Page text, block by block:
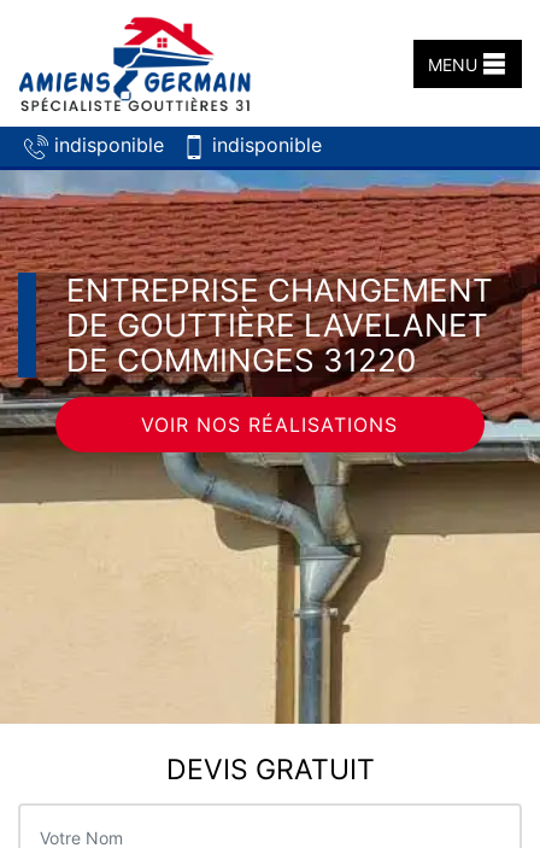
indisponible indisponible
MENU
ENTREPRISE CHANGEMENT
DE GOUTTIÈRE LAVELANET
DE COMMINGES 31220
VOIR NOS RÉALISATIONS
DEVIS GRATUIT